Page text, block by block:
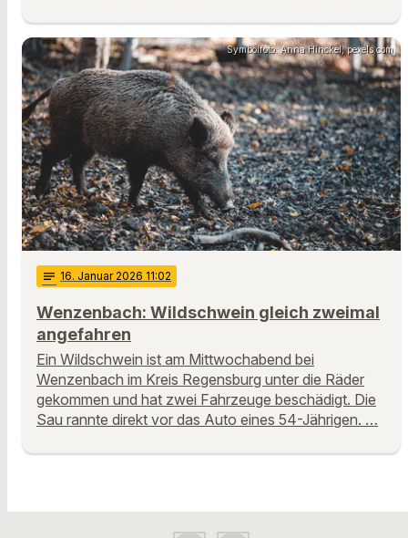
Symbolfoto: Anna Hinckel, pexels.com
notes 16. Januar 2026 11:02
Wenzenbach: Wildschwein gleich zweimal
angefahren
Ein Wildschwein ist am Mittwochabend bei
Wenzenbach im Kreis Regensburg unter die Räder
gekommen und hat zwei Fahrzeuge beschädigt. Die
Sau rannte direkt vor das Auto eines 54-Jährigen. …